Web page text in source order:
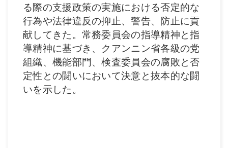
る際の支援政策の実施における否定的な
行為や法律違反の抑止、警告、防止に貢
献してきた。常務委員会の指導精神と指
導精神に基づき、クアンニン省各級の党
組織、機能部門、検査委員会の腐敗と否
定性との闘いにおいて決意と抜本的な闘
いを示した。